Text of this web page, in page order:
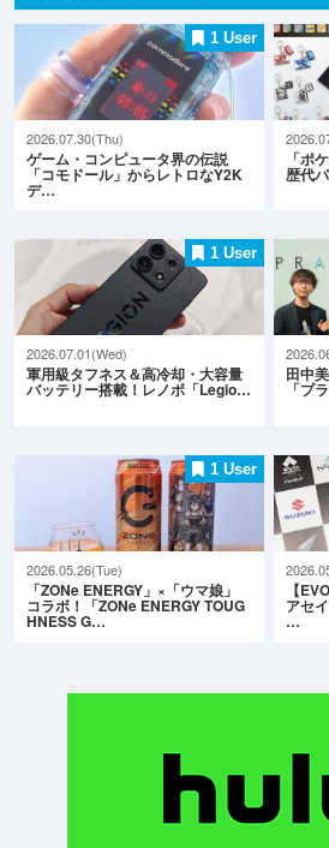
1 User
2026.07.30(Thu)
ゲーム・コンピュータ界の伝説
「コモドール」からレトロなY2K
デ…
「ポ
歴代
1 User
2026.07.01(Wed)
軍用級タフネス＆高冷却・大容量
バッテリー搭載！レノボ「Legio…
田中
「プ
1 User
2026.05.26(Tue)
「ZONe ENERGY」×「ウマ娘」
コラボ！「ZONe ENERGY TOUG
HNESS G…
【
アセ
…